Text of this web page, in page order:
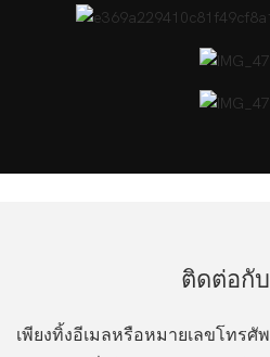
ติดต่อกับ
เพียงทิ้งอีเมลหรือหมายเลขโทร